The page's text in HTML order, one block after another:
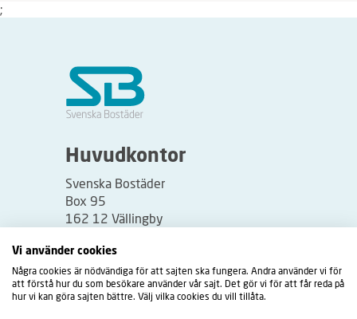
;
Huvudkontor
Svenska Bostäder
Box 95
162 12 Vällingby
Besöksadress:
Vällingbyplan 2
Vi använder cookies
Några cookies är nödvändiga för att sajten ska fungera. Andra använder vi för
att förstå hur du som besökare använder vår sajt. Det gör vi för att får reda på
hur vi kan göra sajten bättre. Välj vilka cookies du vill tillåta.